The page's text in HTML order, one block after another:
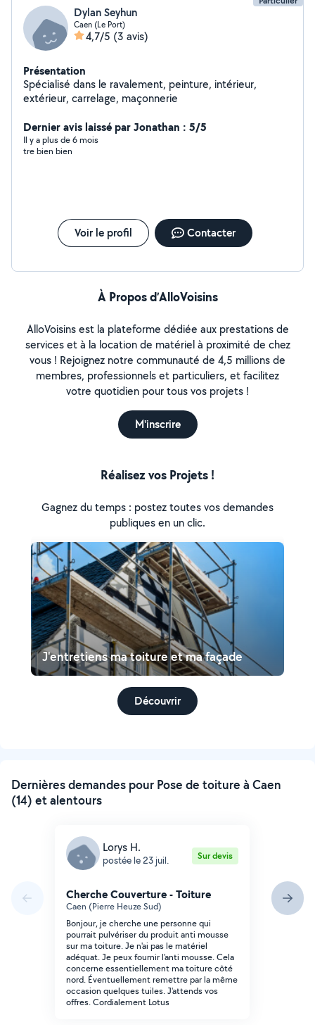
Dylan Seyhun
Caen (Le Port)
4,7/5 (3 avis)
Présentation
Spécialisé dans le ravalement, peinture, intérieur,
extérieur, carrelage, maçonnerie
Dernier avis laissé par Jonathan : 5/5
Il y a plus de 6 mois
tre bien bien
Voir le profil Contacter
À Propos d’AlloVoisins
AlloVoisins est la plateforme dédiée aux prestations de
services et à la location de matériel à proximité de chez
vous ! Rejoignez notre communauté de 4,5 millions de
membres, professionnels et particuliers, et facilitez
votre quotidien pour tous vos projets !
M'inscrire
Réalisez vos Projets !
Gagnez du temps : postez toutes vos demandes
publiques en un clic.
J'entretiens ma toiture et ma façade
Découvrir
Dernières demandes pour Pose de toiture à Caen
(14) et alentours
Lorys H.
postée le 23 juil. Sur devis
Cherche Couverture - Toiture
Caen (Pierre Heuze Sud)
Bonjour, je cherche une personne qui
pourrait pulvériser du produit anti mousse
sur ma toiture. Je n'ai pas le matériel
adéquat. Je peux fournir l'anti mousse. Cela
concerne essentiellement ma toiture côté
nord. Éventuellement remettre par la même
occasion quelques tuiles. J'attends vos
offres. Cordialement Lotus